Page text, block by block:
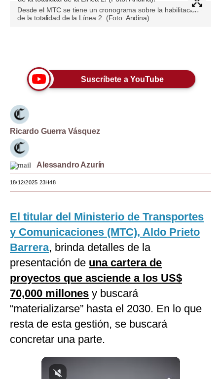
Tendencias
Moda
Estilos
Mundo
EEUU
México
Internacional
Club del Suscriptor
Mix
G de Gestión
Notas Contratadas
Podcast
Gestión TV
Desde el MTC se tiene un cronograma sobre la habilitación
de la totalidad de la Línea 2. (Foto: Andina).
Suscríbete a YouTube
Ricardo Guerra Vásquez
Alessandro Azurín
18/12/2025 23H48
El titular del Ministerio de Transportes
y Comunicaciones (MTC), Aldo Prieto
Barrera, brinda detalles de la
presentación de una cartera de
proyectos que asciende a los US$
70,000 millones y buscará
“materializarse” hasta el 2030. En lo que
resta de esta gestión, se buscará
concretar una parte.